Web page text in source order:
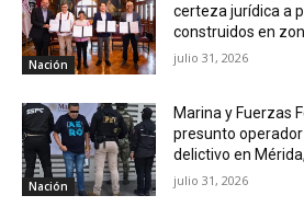
Nación
certeza jurídica a
construidos en
julio 31, 2026
Nación
Marina y Fuerzas
presunto
delictivo en
julio 31, 2026